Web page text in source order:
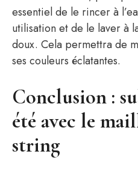
essentiel de le rincer à
utilisation et de le laver à
doux. Cela permettra de
ses couleurs éclatantes.
Conclusion :
été avec le
string